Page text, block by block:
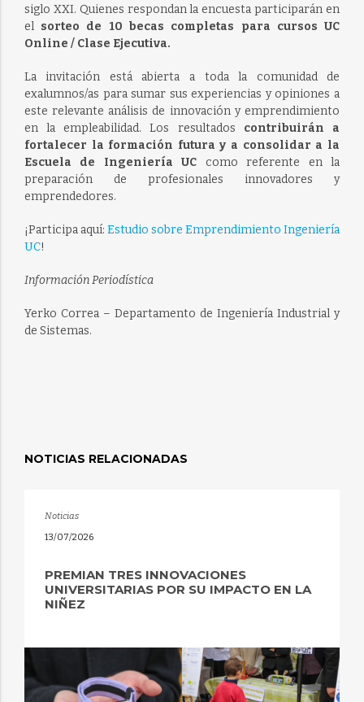
siglo XXI. Quienes respondan la encuesta participarán en
elsorteo de 10 becas completas para cursos UC
Online / Clase Ejecutiva.
La invitación está abierta a toda la comunidad de
exalumnos/as para sumar sus experiencias y opiniones a
este relevante análisis de innovación y emprendimiento
en la empleabilidad. Los resultados contribuirán a
fortalecer la formación futura y a consolidar a la
Escuela de Ingeniería UC como referente en la
preparación de profesionales innovadores y
emprendedores.
¡Participa aquí: Estudio sobre Emprendimiento Ingeniería
UC!
Información Periodística
Yerko Correa – Departamento de Ingeniería Industrial y
de Sistemas.
NOTICIAS RELACIONADAS
Noticias
13/07/2026
PREMIAN TRES INNOVACIONES
UNIVERSITARIAS POR SU IMPACTO EN LA
NIÑEZ